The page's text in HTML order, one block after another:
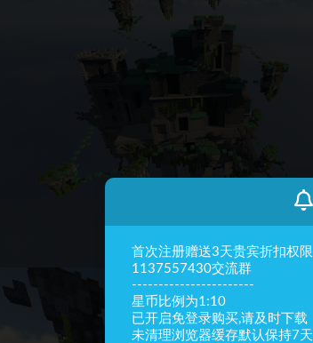
首次注册赠送3天贵宾折扣权限
1137557430交流群
-----------------------
星币比例为1:10
已开启免登录购买,请及时下载
未清理浏览器缓存默认保持7天